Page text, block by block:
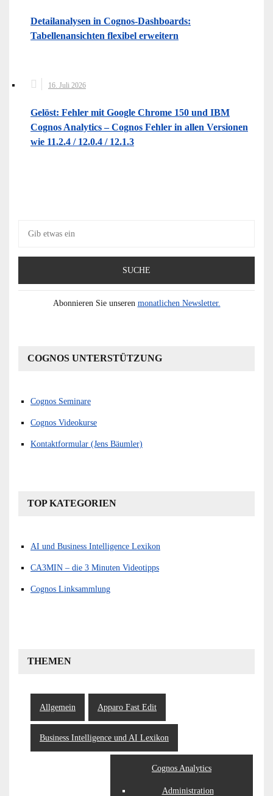
Detailanalysen in Cognos-Dashboards:
Tabellenansichten flexibel erweitern
16. Juli 2026
Gelöst: Fehler mit Google Chrome 150 und IBM
Cognos Analytics – Cognos Fehler in allen Versionen
wie 11.2.4 / 12.0.4 / 12.1.3
nach:
Abonnieren Sie unseren monatlichen Newsletter.
COGNOS UNTERSTÜTZUNG
Cognos Seminare
Cognos Videokurse
Kontaktformular (Jens Bäumler)
TOP KATEGORIEN
AI und Business Intelligence Lexikon
CA3MIN – die 3 Minuten Videotipps
Cognos Linksammlung
THEMEN
Allgemein Apparo Fast Edit
Business Intelligence und AI Lexikon
Cognos Analytics
Administration